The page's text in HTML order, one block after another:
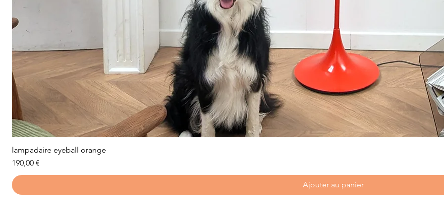
lampadaire eyeball orange
Prix
190,00 €
Ajouter au panier